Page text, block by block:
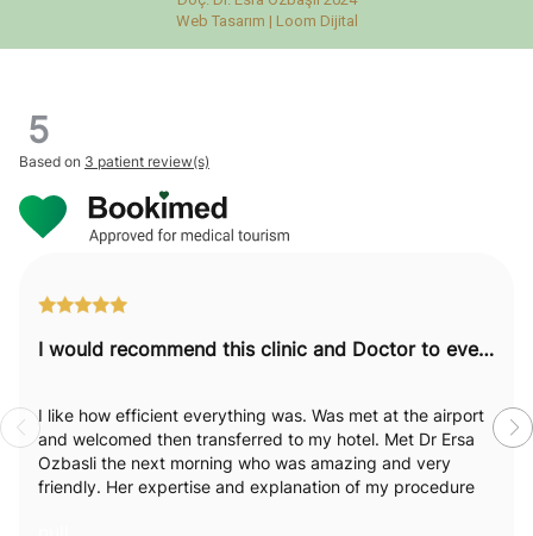
Web Tasarım | Loom Dijital
5
Based on 3 patient review(s)
I would recommend this clinic and Doctor to everyone.
I like how efficient everything was. Was met at the airport
and welcomed then transferred to my hotel. Met Dr Ersa
Ozbasli the next morning who was amazing and very
friendly. Her expertise and explanation of my procedure